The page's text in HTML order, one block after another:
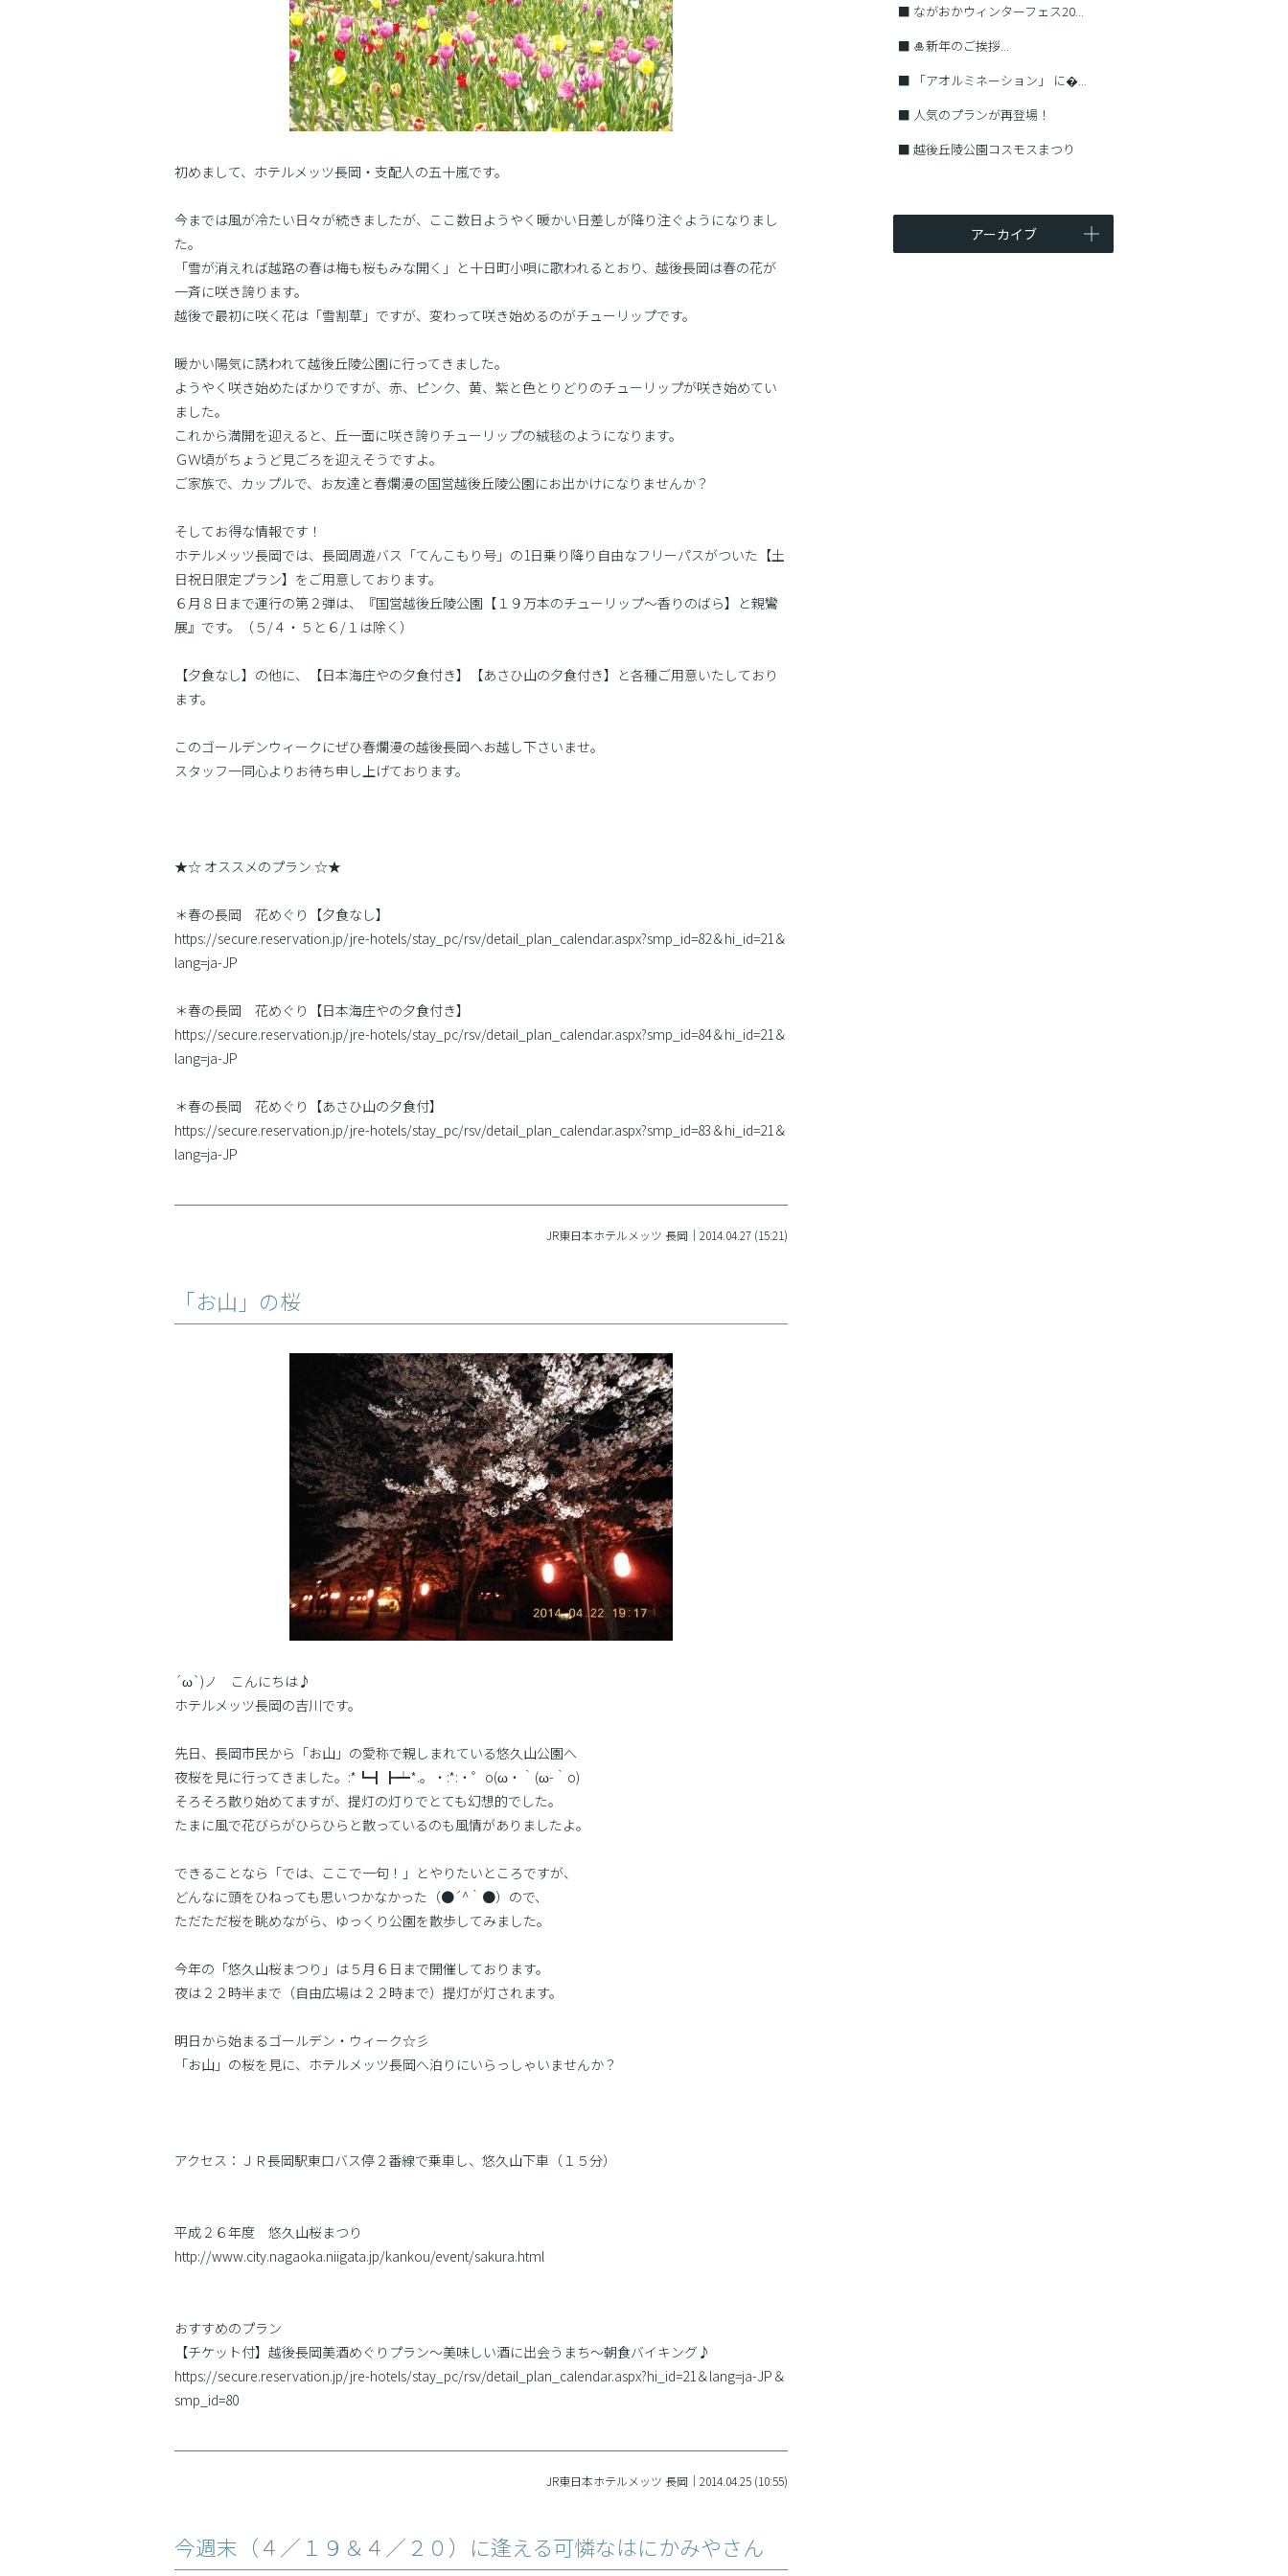
初めまして、ホテルメッツ長岡・支配人の五十嵐です。
今までは風が冷たい日々が続きましたが、ここ数日ようやく暖かい日差しが降り注ぐようになりまし
た。
「雪が消えれば越路の春は梅も桜もみな開く」と十日町小唄に歌われるとおり、越後長岡は春の花が
一斉に咲き誇ります。
越後で最初に咲く花は「雪割草」ですが、変わって咲き始めるのがチューリップです。
暖かい陽気に誘われて越後丘陵公園に行ってきました。
ようやく咲き始めたばかりですが、赤、ピンク、黄、紫と色とりどりのチューリップが咲き始めてい
ました。
これから満開を迎えると、丘一面に咲き誇りチューリップの絨毯のようになります。
ＧＷ頃がちょうど見ごろを迎えそうですよ。
ご家族で、カップルで、お友達と春爛漫の国営越後丘陵公園にお出かけになりませんか？
そしてお得な情報です！
ホテルメッツ長岡では、長岡周遊バス「てんこもり号」の1日乗り降り自由なフリーパスがついた【土
日祝日限定プラン】をご用意しております。
６月８日まで運行の第２弾は、『国営越後丘陵公園【１９万本のチューリップ〜香りのばら】と親鸞
展』です。（５/４・５と６/１は除く）
【夕食なし】の他に、【日本海庄やの夕食付き】【あさひ山の夕食付き】と各種ご用意いたしており
ます。
このゴールデンウィークにぜひ春爛漫の越後長岡へお越し下さいませ。
スタッフ一同心よりお待ち申し上げております。
★☆ オススメのプラン ☆★
＊春の長岡 花めぐり【夕食なし】
https://secure.reservation.jp/jre-hotels/stay_pc/rsv/detail_plan_calendar.aspx?smp_id=82＆hi_id=21＆
lang=ja-JP
＊春の長岡 花めぐり【日本海庄やの夕食付き】
https://secure.reservation.jp/jre-hotels/stay_pc/rsv/detail_plan_calendar.aspx?smp_id=84＆hi_id=21＆
lang=ja-JP
＊春の長岡 花めぐり【あさひ山の夕食付】
https://secure.reservation.jp/jre-hotels/stay_pc/rsv/detail_plan_calendar.aspx?smp_id=83＆hi_id=21＆
lang=ja-JP
JR東日本ホテルメッツ 長岡｜2014.04.27 (15:21)
「お山」の桜
´ω`)ノ こんにちは♪
ホテルメッツ長岡の吉川です。
先日、長岡市民から「お山」の愛称で親しまれている悠久山公園へ
夜桜を見に行ってきました。:*┗┫┣┷*.。・:*:・゜o(ω・｀(ω-｀o)
そろそろ散り始めてますが、提灯の灯りでとても幻想的でした。
たまに風で花びらがひらひらと散っているのも風情がありましたよ。
できることなら「では、ここで一句！」とやりたいところですが、
どんなに頭をひねっても思いつかなかった（●´^｀●）ので、
ただただ桜を眺めながら、ゆっくり公園を散歩してみました。
今年の「悠久山桜まつり」は５月６日まで開催しております。
夜は２２時半まで（自由広場は２２時まで）提灯が灯されます。
明日から始まるゴールデン・ウィーク☆彡
「お山」の桜を見に、ホテルメッツ長岡へ泊りにいらっしゃいませんか？
アクセス：ＪＲ長岡駅東口バス停２番線で乗車し、悠久山下車（１５分）
平成２６年度 悠久山桜まつり
http://www.city.nagaoka.niigata.jp/kankou/event/sakura.html
おすすめのプラン
【チケット付】越後長岡美酒めぐりプラン〜美味しい酒に出会うまち〜朝食バイキング♪
https://secure.reservation.jp/jre-hotels/stay_pc/rsv/detail_plan_calendar.aspx?hi_id=21＆lang=ja-JP＆
smp_id=80
JR東日本ホテルメッツ 長岡｜2014.04.25 (10:55)
今週末（４／１９＆４／２０）に逢える可憐なはにかみやさん
■ ながおかウィンターフェス20...
■ 🎍新年のご挨拶...
■
「アオルミネーション」 に�...
■ 人気のプランが再登場！
■ 越後丘陵公園コスモスまつり
アーカイブ